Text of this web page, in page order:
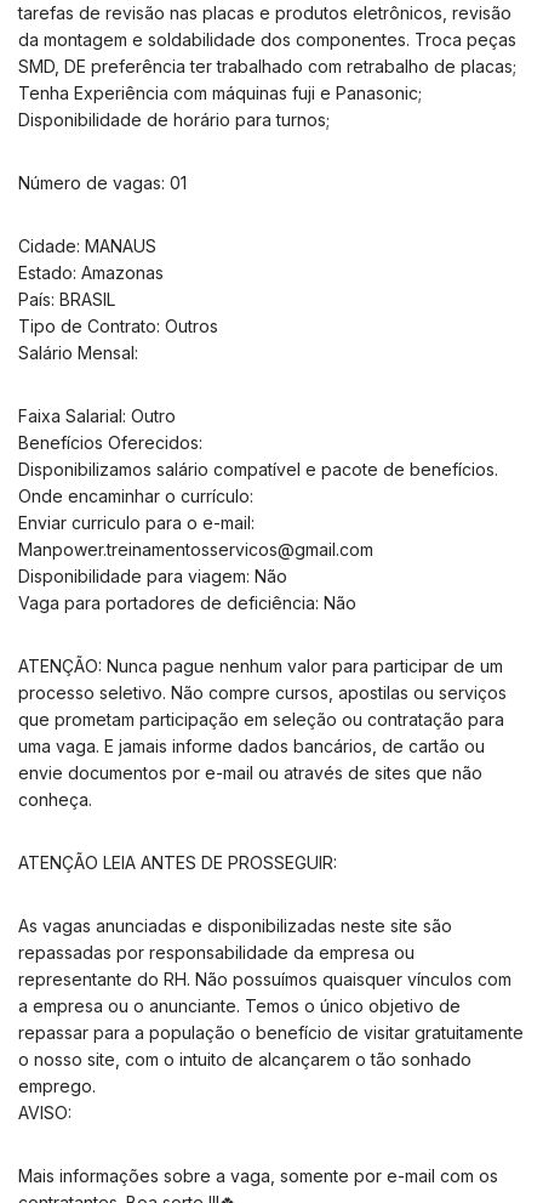
tarefas de revisão nas placas e produtos eletrônicos, revisão
da montagem e soldabilidade dos componentes. Troca peças
SMD, DE preferência ter trabalhado com retrabalho de placas;
Tenha Experiência com máquinas fuji e Panasonic;
Disponibilidade de horário para turnos;
Número de vagas: 01
Cidade: MANAUS
Estado: Amazonas
País: BRASIL
Tipo de Contrato: Outros
Salário Mensal:
Faixa Salarial: Outro
Benefícios Oferecidos:
Disponibilizamos salário compatível e pacote de benefícios.
Onde encaminhar o currículo:
Enviar curriculo para o e-mail:
Manpower.treinamentosservicos@gmail.com
Disponibilidade para viagem: Não
Vaga para portadores de deficiência: Não
ATENÇÃO: Nunca pague nenhum valor para participar de um
processo seletivo. Não compre cursos, apostilas ou serviços
que prometam participação em seleção ou contratação para
uma vaga. E jamais informe dados bancários, de cartão ou
envie documentos por e-mail ou através de sites que não
conheça.
ATENÇÃO LEIA ANTES DE PROSSEGUIR:
As vagas anunciadas e disponibilizadas neste site são
repassadas por responsabilidade da empresa ou
representante do RH. Não possuímos quaisquer vínculos com
a empresa ou o anunciante. Temos o único objetivo de
repassar para a população o benefício de visitar gratuitamente
o nosso site, com o intuito de alcançarem o tão sonhado
emprego.
AVISO:
Mais informações sobre a vaga, somente por e-mail com os